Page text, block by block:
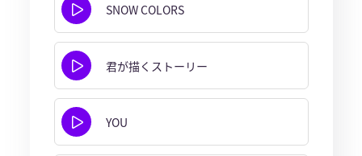
SNOW COLORS
君が描くストーリー
YOU